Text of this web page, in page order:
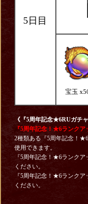
5日目
宝玉
《『5周年記念★6RUガチ
『5周年記念！★6ランクア
2種類ある『5周年記念！
使用できます。
『5周年記念！★6ランク
ください。
『5周年記念！★6ランク
ください。